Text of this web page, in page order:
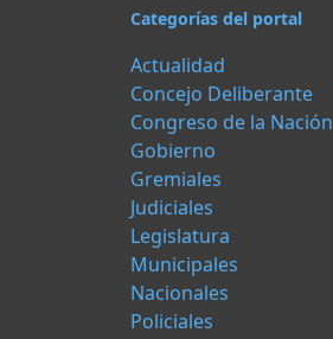
Categorías del portal
Actualidad
Concejo Deliberante
Congreso de la Nación
Gobierno
Gremiales
Judiciales
Legislatura
Municipales
Nacionales
Policiales